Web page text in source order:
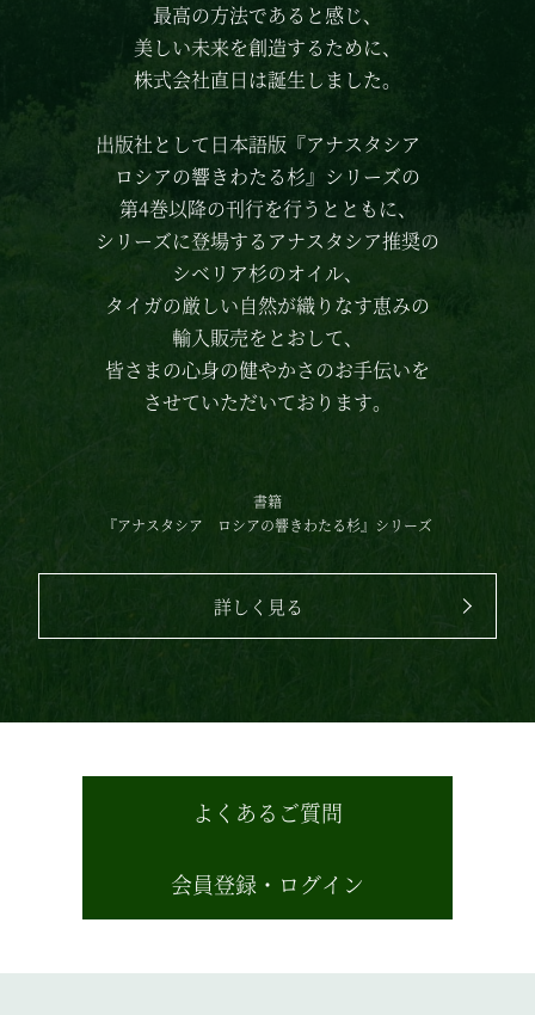
最高の方法であると感じ、
美しい未来を創造するために、
株式会社直日は誕生しました。
出版社として日本語版 『アナスタシア
ロシアの響きわたる杉』シリーズの
第4巻以降の刊行を行うとともに、
シリーズに登場する アナスタシア推奨の
シベリア杉のオイル、
タイガの厳しい自然が織りなす恵みの
輸入販売をとおして、
皆さまの心身の健やかさのお手伝いを
させていただいております。
書籍
『アナスタシア
ロシアの響きわたる杉』シリーズ
詳しく見る
よくあるご質問
会員登録・ログイン